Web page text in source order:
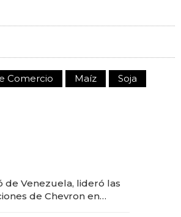
Comercio Maíz
Soja
de Venezuela, lideró las
de Chevron en